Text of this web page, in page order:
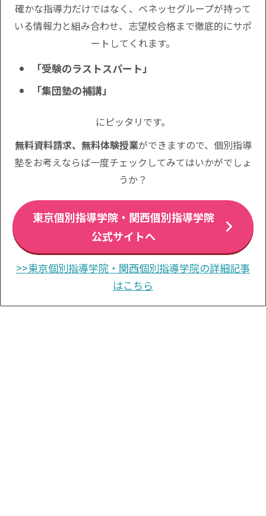
確かな指導力だけではなく、ベネッセグループが持って
いる情報力と組み合わせ、志望校合格まで徹底的にサポ
ートしてくれます。
「受験のラストスパート」
「集団塾の補講」
にピッタリです。
無料資料請求、無料体験授業ができますので、個別指導
塾をお考えならば一度チェックしてみてはいかがでしょ
うか？
東京個別指導学院・関西個別指導学院
公式サイトへ
>>東京個別指導学院・関西個別指導学院の詳細記事
はこちら